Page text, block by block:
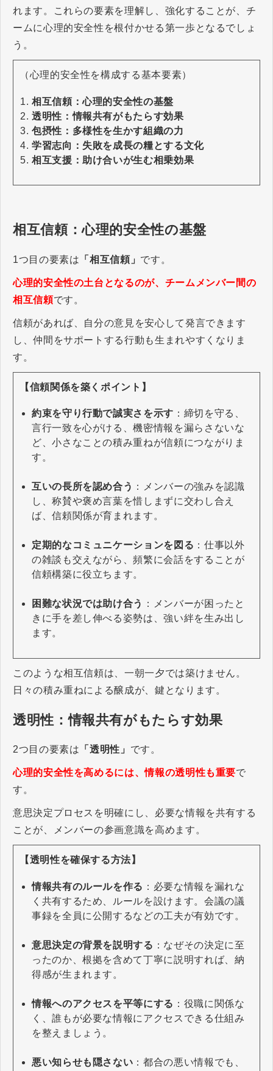
れます。これらの要素を理解し、強化することが、チ
ームに心理的安全性を根付かせる第一歩となるでしょ
う。
（心理的安全性を構成する基本要素）
相互信頼：心理的安全性の基盤
透明性：情報共有がもたらす効果
包摂性：多様性を生かす組織の力
学習志向：失敗を成長の糧とする文化
相互支援：助け合いが生む相乗効果
相互信頼：心理的安全性の基盤
1つ目の要素は 「相互信頼」 です。
心理的安全性の土台となるのが、チームメンバー間の
相互信頼です。
信頼があれば、自分の意見を安心して発言できます
し、仲間をサポートする行動も生まれやすくなりま
す。
【信頼関係を築くポイント】
約束を守り行動で誠実さを示す ：締切を守る、
言行一致を心がける、機密情報を漏らさないな
ど、小さなことの積み重ねが信頼につながりま
す。
互いの長所を認め合う ：メンバーの強みを認識
し、称賛や褒め言葉を惜しまずに交わし合え
ば、信頼関係が育まれます。
定期的なコミュニケーションを図る ：仕事以外
の雑談も交えながら、頻繁に会話をすることが
信頼構築に役立ちます。
困難な状況では助け合う
：メンバーが困ったと
きに手を差し伸べる姿勢は、強い絆を生み出し
ます。
このような相互信頼は、一朝一夕では築けません。
日々の積み重ねによる醸成が、鍵となります。
透明性：情報共有がもたらす効果
2つ目の要素は 「透明性」 です。
心理的安全性を高めるには、情報の透明性も重要で
す。
意思決定プロセスを明確にし、必要な情報を共有する
ことが、メンバーの参画意識を高めます。
【透明性を確保する方法】
情報共有のルールを作る ：必要な情報を漏れな
く共有するため、ルールを設けます。会議の議
事録を全員に公開するなどの工夫が有効です。
意思決定の背景を説明する ：なぜその決定に至
ったのか、根拠を含めて丁寧に説明すれば、納
得感が生まれます。
情報へのアクセスを平等にする ：役職に関係な
く、誰もが必要な情報にアクセスできる仕組み
を整えましょう。
悪い知らせも隠さない ：都合の悪い情報でも、